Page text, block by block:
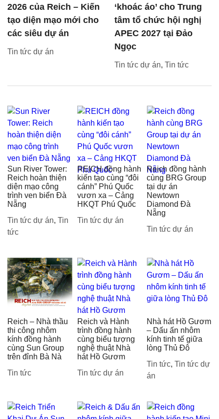
2026 của Reich – Kiến
tạo diện mạo mới cho
các siêu dự án
Tin tức dự án
‘khoác áo’ cho Trung
tâm tổ chức hội nghị
APEC 2027 tại Đảo
Ngọc
Tin tức dự án, Tin tức
Sun River Tower:
Reich hoàn thiện
diện mạo công
trình ven biển Đà
Nẵng
Tin tức dự án, Tin
tức
REICH đồng hành
kiến tạo cùng “đôi
cánh” Phú Quốc
vươn xa – Cảng
HKQT Phú Quốc
Tin tức dự án
Reich đồng hành
cùng BRG Group
tại dự án
Newtown
Diamond Đà
Nẵng
Tin tức dự án
Reich – Nhà thầu
thi công nhôm
kính đồng hành
cùng Sun Group
trên đỉnh Bà Nà
Tin tức
Reich và Hành
trình đồng hành
cùng biểu tượng
nghệ thuật Nhà
hát Hồ Gươm
Tin tức dự án
Nhà hát Hồ Gươm
– Dấu ấn nhôm
kính tinh tế giữa
lòng Thủ Đô
Tin tức,Tin tức dự
án